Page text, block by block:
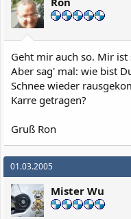
Geht mir auch so. Mir
Aber sag' mal: wie bist
Schnee wieder
Karre getragen?
Gruß Ron
01.03.2005
Mister Wu